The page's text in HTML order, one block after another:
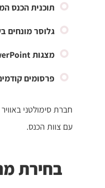
תוכנית הכנס
גלוסר מונחים
מצגות PowerPoint
פרסומים
חברת סימולטני
עם צוות הכנס.
בחירת